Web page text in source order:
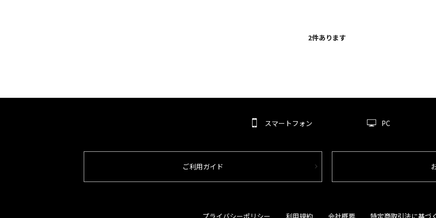
2件あります
スマートフォン PC
ご利用ガイド
プライバシーポリシー 利用規約 会社概要 特定商取引法に基づ